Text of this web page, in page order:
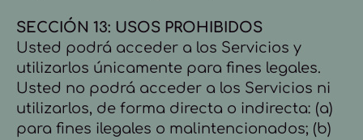
SECCIÓN 13: USOS PROHIBIDOS
Usted podrá acceder a los Servicios y
utilizarlos únicamente para fines legales.
Usted no podrá acceder a los Servicios ni
utilizarlos, de forma directa o indirecta: (a)
para fines ilegales o malintencionados; (b)